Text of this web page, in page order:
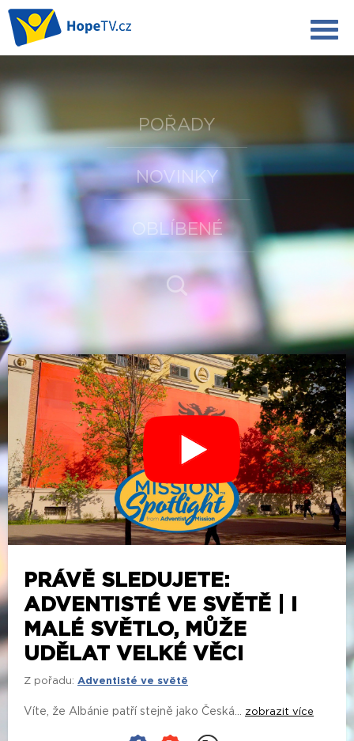
POŘADY
NOVINKY
OBLÍBENÉ
PRÁVĚ SLEDUJETE:
ADVENTISTÉ VE SVĚTĚ | I
MALÉ SVĚTLO, MŮŽE
UDĚLAT VELKÉ VĚCI
Z pořadu: Adventisté ve světě
Víte, že Albánie patří stejně jako Česká... zobrazit více